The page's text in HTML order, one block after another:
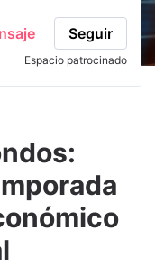
Seguir
Espacio patrocinado